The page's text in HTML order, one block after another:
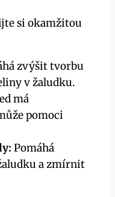
si okamžitou⁤
zvýšit tvorbu
v žaludku.
má
pomoci
Pomáhá
a zmírnit